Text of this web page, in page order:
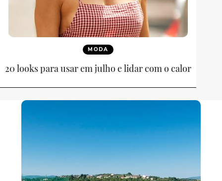
MODA
20 looks para usar em julho e lidar com o calor